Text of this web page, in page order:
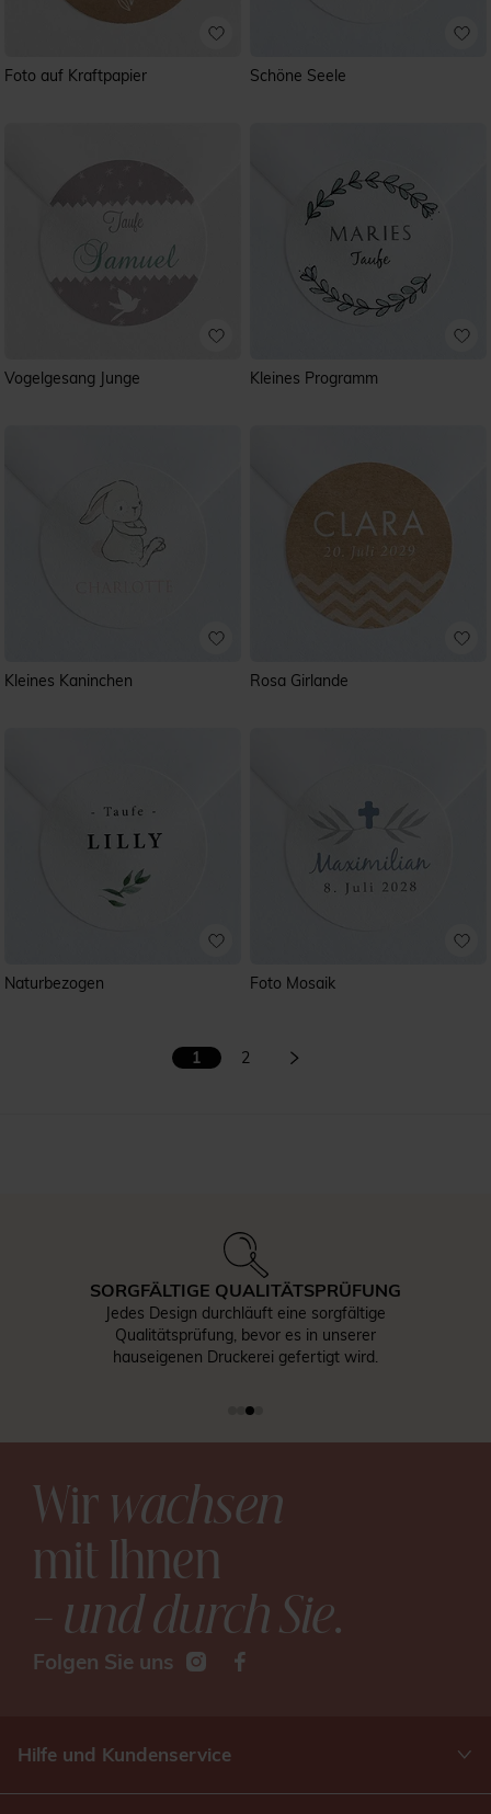
Foto auf Kraftpapier Schöne Seele
Vogelgesang Junge Kleines Programm
Kleines Kaninchen Rosa Girlande
Naturbezogen Foto Mosaik
1 2
SORGFÄLTIGE QUALITÄTSPRÜFUNG
Jedes Design durchläuft eine sorgfältige
Qualitätsprüfung, bevor es in unserer
hauseigenen Druckerei gefertigt wird.
Wirwachsen
mit Ihnen
– und durch Sie.
Folgen Sie uns
Hilfe und Kundenservice